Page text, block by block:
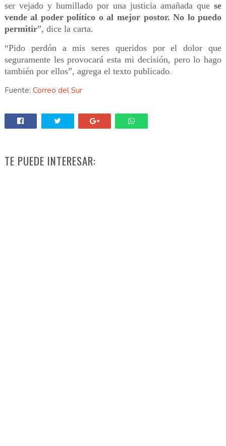
ser vejado y humillado por una justicia amañada quese
vende al poder político o al mejor postor. No lo puedo
permitir”, dice la carta.
“Pido perdón a mis seres queridos por el dolor que
seguramente les provocará esta mi decisión, pero lo hago
también por ellos”, agrega el texto publicado.
Fuente: Correo del Sur
TE PUEDE INTERESAR: